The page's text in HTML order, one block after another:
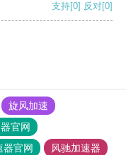
支持[0] 反对[0]
旋风加速
官网
器官网
风驰加速器